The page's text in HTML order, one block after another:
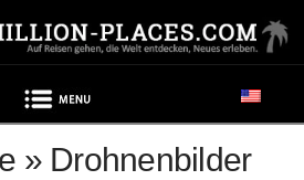
» Drohnenbilder